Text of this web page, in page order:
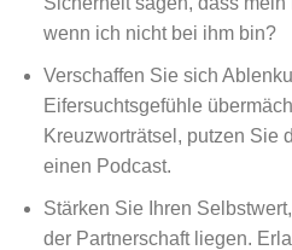
wenn ich nicht bei ihm bin?
Verschaffen Sie sich
Eifersuchtsgefühle
Kreuzworträtsel , putzen Sie
einen Podcast.
Stärken Sie Ihren
der Partnerschaft liegen.